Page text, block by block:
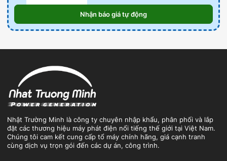
Nhận báo giá tự động
Nhật Trường Minh là công ty chuyên nhập khẩu, phân phối và lắp
đặt các thương hiệu máy phát điện nổi tiếng thế giới tại Việt Nam.
Chúng tôi cam kết cung cấp tổ máy chính hãng, giá cạnh tranh
cùng dịch vụ trọn gói đến các dự án, công trình.